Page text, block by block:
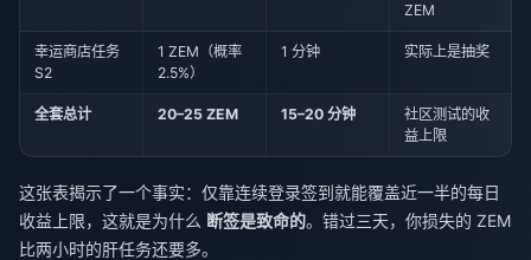
ZEM
幸运商店任务
S2
1 ZEM（概率
2.5%）
1 分钟 实际上是抽奖
全套总计 20–25 ZEM 15–20 分钟
社区测试的收
益上限
这张表揭示了一个事实：仅靠连续登录签到就能覆盖近一半的每日
收益上限，这就是为什么 断签是致命的。错过三天，你损失的 ZEM
比两小时的肝任务还要多。